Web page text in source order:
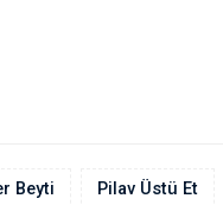
Beyti Pilav Üstü Et